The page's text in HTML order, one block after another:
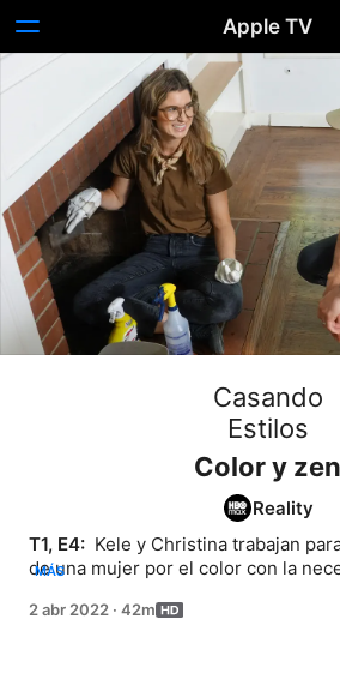
Apple TV
Casando
Estilos
Color y zen
Reality
T1, E4: Kele y Christina trabajan
de una mujer por el color con la
MÁS
2 abr 2022 · 42m